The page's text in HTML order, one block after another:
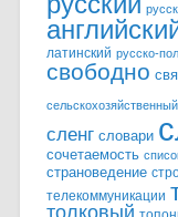
латинский русско-
свободно
сельскохозяйственный
сленг словари
сочетаемость
страноведение
телекоммуникации